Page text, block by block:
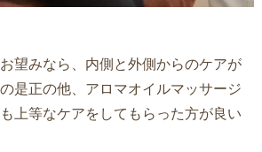
望みなら、内側と外側からのケアが
是正の他、アロマオイルマッサージ
上等なケアをしてもらった方が良い